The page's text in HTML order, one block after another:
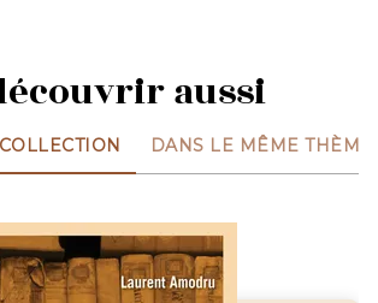
aussi
DANS LE MÊME THÈME